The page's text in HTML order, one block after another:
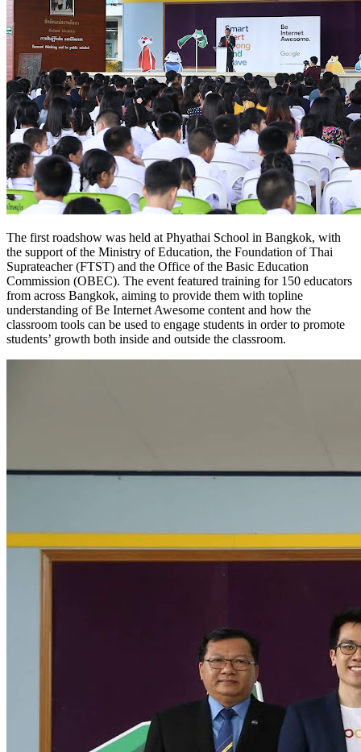
The first roadshow was held at Phyathai School in Bangkok, with
the support of the Ministry of Education, the Foundation of Thai
Suprateacher (FTST) and the Office of the Basic Education
Commission (OBEC). The event featured training for 150 educators
from across Bangkok, aiming to provide them with topline
understanding of Be Internet Awesome content and how the
classroom tools can be used to engage students in order to promote
students’ growth both inside and outside the classroom.